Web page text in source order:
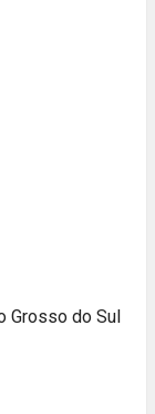
Grosso do Sul